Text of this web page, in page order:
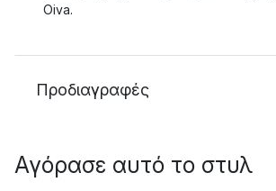
Oiva.
Προδιαγραφές
Αγόρασε αυτό το στυλ